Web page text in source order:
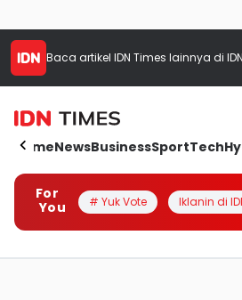
Baca artikel IDN Times lainnya di
HomeNewsBusinessSportTech
For
You
# Yuk Vote Iklanin di